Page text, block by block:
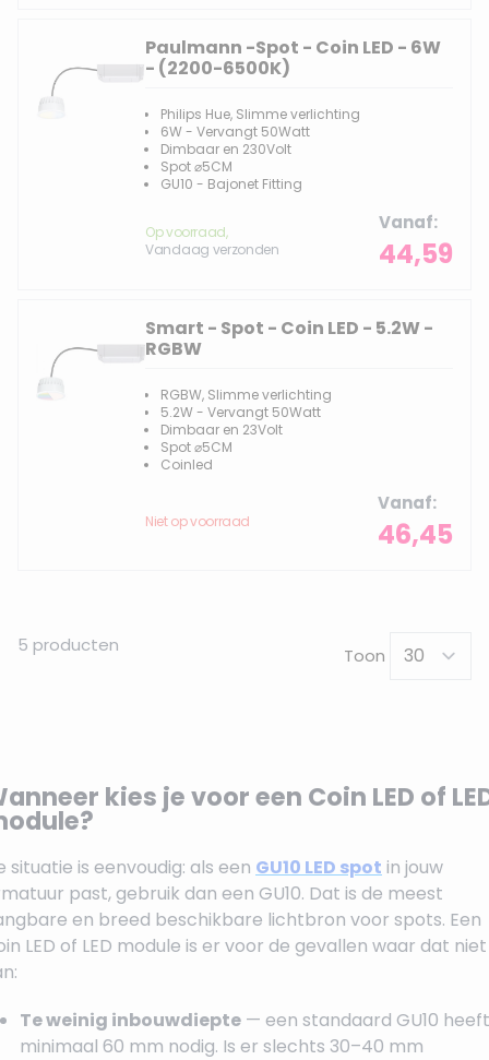
Paulmann -Spot - Coin LED - 6W
- (2200-6500K)
Philips Hue, Slimme verlichting
6W - Vervangt 50Watt
Dimbaar en 230Volt
Spot ⌀5CM
GU10 - Bajonet Fitting
Op voorraad,
Vandaag verzonden
Vanaf
44,59
Smart - Spot - Coin LED - 5.2W -
RGBW
RGBW, Slimme verlichting
5.2W - Vervangt 50Watt
Dimbaar en 23Volt
Spot ⌀5CM
Coinled
Niet op voorraad
Vanaf
46,45
5 producten Toon
kies je voor een Coin LED of
situatie is eenvoudig: als een GU10 LED spot in jouw
past, gebruik dan een GU10. Dat is de meest
en breed beschikbare lichtbron voor spots. Een
LED of LED module is er voor de gevallen waar dat niet
Te weinig inbouwdiepte — een standaard GU10 heeft
minimaal 60 mm nodig. Is er slechts 30–40 mm